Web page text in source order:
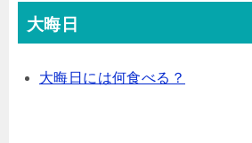
大晦日
大晦日には何食べる？